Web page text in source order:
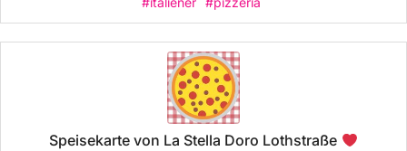
Speisekarte von La Stella Doro Lothstraße